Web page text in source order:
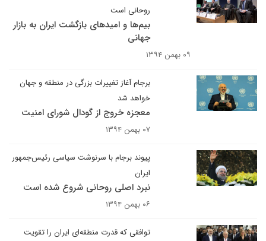
روحانی است
بیم‌ها و امیدهای بازگشت ایران به بازار
جهانی
۰۹ بهمن ۱۳۹۴
برجام آغاز تغییرات بزرگی در منطقه و جهان
خواهد شد
معجزه خروج از گودال شورای امنیت
۰۷ بهمن ۱۳۹۴
پیوند برجام با سرنوشت سیاسی رئیس‌جمهور
ایران
نبرد اصلی روحانی شروع شده است
۰۶ بهمن ۱۳۹۴
توافقی که قدرت منطقه‌ای ایران را تقویت